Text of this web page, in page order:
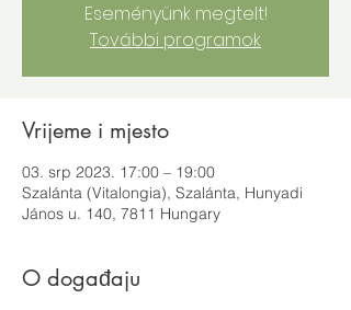
Eseményünk megtelt!
További programok
Vrijeme i mjesto
03. srp 2023. 17:00 – 19:00
Szalánta (Vitalongia), Szalánta, Hunyadi
János u. 140, 7811 Hungary
O događaju